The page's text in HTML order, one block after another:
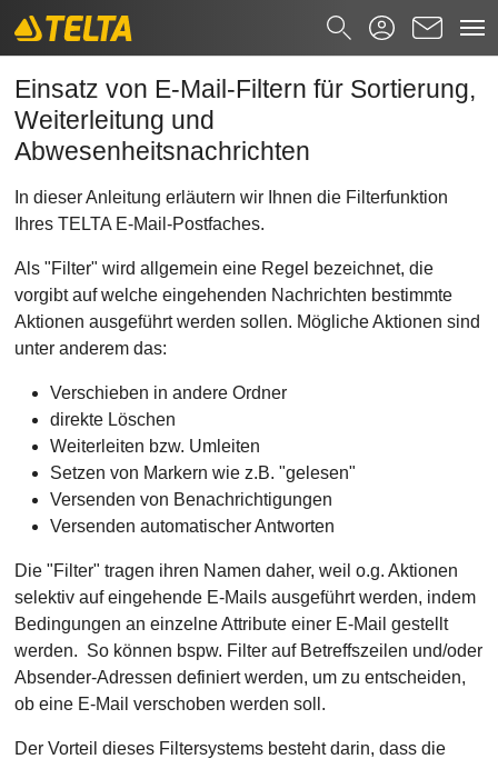
Einrichtung von E-Mail-Filtern
Zum Hauptinhalt springen
Suchformular
Suchen nach
Einsatz von E-Mail-Filtern für Sortierung,
Weiterleitung und
Abwesenheitsnachrichten
In dieser Anleitung erläutern wir Ihnen die Filterfunktion
Ihres TELTA E-Mail-Postfaches.
Als "Filter" wird allgemein eine Regel bezeichnet, die
vorgibt auf welche eingehenden Nachrichten bestimmte
Aktionen ausgeführt werden sollen. Mögliche Aktionen sind
unter anderem das:
Verschieben in andere Ordner
direkte Löschen
Weiterleiten bzw. Umleiten
Setzen von Markern wie z.B. "gelesen"
Versenden von Benachrichtigungen
Versenden automatischer Antworten
Die "Filter" tragen ihren Namen daher, weil o.g. Aktionen
selektiv auf eingehende E-Mails ausgeführt werden, indem
Bedingungen an einzelne Attribute einer E-Mail gestellt
werden. So können bspw. Filter auf Betreffszeilen und/oder
Absender-Adressen definiert werden, um zu entscheiden,
ob eine E-Mail verschoben werden soll.
Der Vorteil dieses Filtersystems besteht darin, dass die